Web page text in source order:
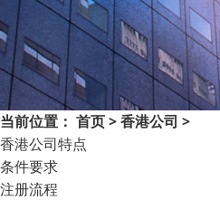
当前位置： 首页>香港公司 >
香港公司特点
条件要求
注册流程